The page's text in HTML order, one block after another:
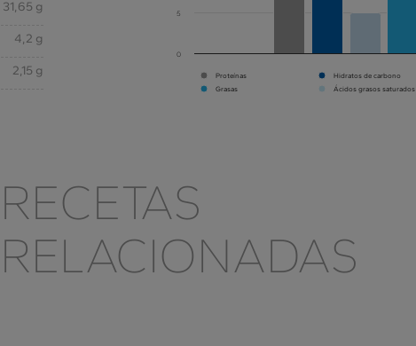
31,65 g
4,2 g
2,15 g Proteínas Hidratos de carbono
Grasas
Ácidos grasos saturados
0
5
RECETAS
RELACIONADAS